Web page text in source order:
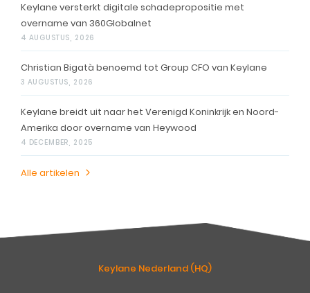
Keylane versterkt digitale schadepropositie met
overname van 360Globalnet
4 AUGUSTUS, 2026
Christian Bigatà benoemd tot Group CFO van Keylane
3 AUGUSTUS, 2026
Keylane breidt uit naar het Verenigd Koninkrijk en Noord-
Amerika door overname van Heywood
4 DECEMBER, 2025
Alle artikelen
Keylane Nederland (HQ)